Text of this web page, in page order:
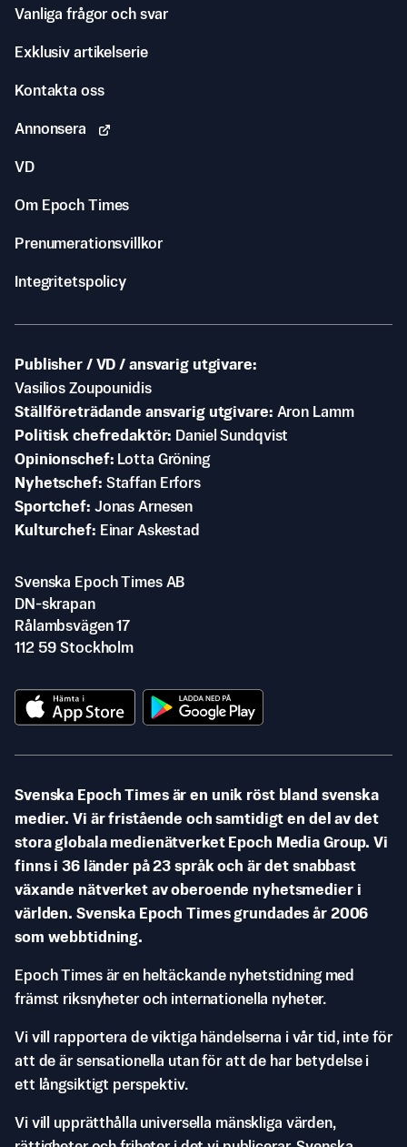
Vanliga frågor och svar
Exklusiv artikelserie
Kontakta oss
Annonsera
VD
Om Epoch Times
Prenumerationsvillkor
Integritetspolicy
Publisher / VD / ansvarig utgivare
Vasilios Zoupounidis
Ställföreträdande ansvarig utgivare Aron Lamm
Politisk chefredaktör
Daniel Sundqvist
Opinionschef
Lotta Gröning
Nyhetschef Staffan Erfors
Sportchef Jonas Arnesen
Kulturchef
Einar Askestad
Svenska Epoch Times AB
DN-skrapan
Rålambsvägen 17
112 59 Stockholm
Svenska Epoch Times är en unik röst bland svenska
medier. Vi är fristående och samtidigt en del av det
stora globala medienätverket Epoch Media Group. Vi
finns i 36 länder på 23 språk och är det snabbast
växande nätverket av oberoende nyhetsmedier i
världen. Svenska Epoch Times grundades år 2006
som webbtidning.
Epoch Times är en heltäckande nyhetstidning med
främst riksnyheter och internationella nyheter.
Vi vill rapportera de viktiga händelserna i vår tid, inte för
att de är sensationella utan för att de har betydelse i
ett långsiktigt perspektiv.
Vi vill upprätthålla universella mänskliga värden,